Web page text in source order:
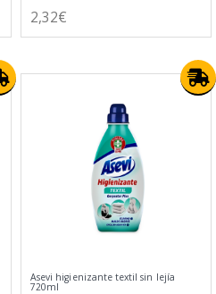
2,32€
Asevi higienizante textil sin lejía
720ml